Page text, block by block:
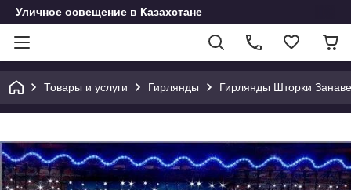
Уличное освещение в Казахстане
Товары и услуги Гирлянды Гирлянды Шторки